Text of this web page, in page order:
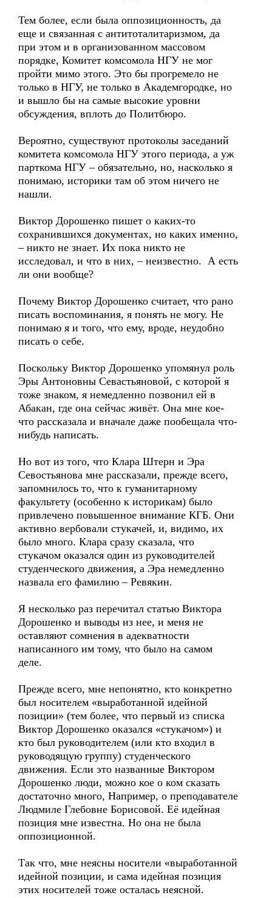
Тем более, если была оппозиционность, да
еще и связанная с антитоталитаризмом, да
при этом и в организованном массовом
порядке, Комитет комсомола НГУ не мог
пройти мимо этого. Это бы прогремело не
только в НГУ, не только в Академгородке, но
и вышло бы на самые высокие уровни
обсуждения, вплоть до Политбюро.
Вероятно, существуют протоколы заседаний
комитета комсомола НГУ этого периода, а уж
парткома НГУ – обязательно, но, насколько я
понимаю, историки там об этом ничего не
нашли.
Виктор Дорошенко пишет о каких-то
сохранившихся документах, но каких именно,
– никто не знает. Их пока никто не
исследовал, и что в них, – неизвестно. А есть
ли они вообще?
Почему Виктор Дорошенко считает, что рано
писать воспоминания, я понять не могу. Не
понимаю я и того, что ему, вроде, неудобно
писать о себе.
Поскольку Виктор Дорошенко упомянул роль
Эры Антоновны Севастьяновой, с которой я
тоже знаком, я немедленно позвонил ей в
Абакан, где она сейчас живёт. Она мне кое-
что рассказала и вначале даже пообещала что-
нибудь написать.
Но вот из того, что Клара Штерн и Эра
Севостьянова мне рассказали, прежде всего,
запомнилось то, что к гуманитарному
факультету (особенно к историкам) было
привлечено повышенное внимание КГБ. Они
активно вербовали стукачей, и, видимо, их
было много. Клара сразу сказала, что
стукачом оказался один из руководителей
студенческого движения, а Эра немедленно
назвала его фамилию – Ревякин.
Я несколько раз перечитал статью Виктора
Дорошенко и выводы из нее, и меня не
оставляют сомнения в адекватности
написанного им тому, что было на самом
деле.
Прежде всего, мне непонятно, кто конкретно
был носителем «выработанной идейной
позиции» (тем более, что первый из списка
Виктор Дорошенко оказался «стукачом») и
кто был руководителем (или кто входил в
руководящую группу) студенческого
движения. Если это названные Виктором
Дорошенко люди, можно кое о ком сказать
достаточно много, Например, о преподавателе
Людмиле Глебовне Борисовой. Её идейная
позиция мне известна. Но она не была
оппозиционной.
Так что, мне неясны носители «выработанной
идейной позиции, и сама идейная позиция
этих носителей тоже осталась неясной.